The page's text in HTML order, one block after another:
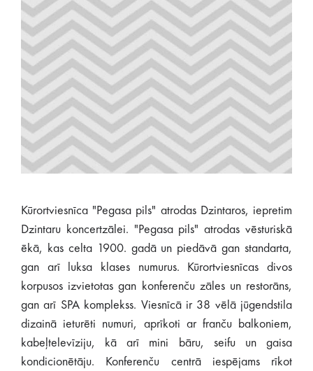
Kūrortviesnīca "Pegasa pils" atrodas Dzintaros, iepretim
Dzintaru koncertzālei. "Pegasa pils" atrodas vēsturiskā
ēkā, kas celta 1900. gadā un piedāvā gan standarta,
gan arī luksa klases numurus. Kūrortviesnīcas divos
korpusos izvietotas gan konferenču zāles un restorāns,
gan arī SPA komplekss. Viesnīcā ir 38 vēlā jūgendstila
dizainā ieturēti numuri, aprīkoti ar franču balkoniem,
kabeļtelevīziju, kā arī mini bāru, seifu un gaisa
kondicionētāju. Konferenču centrā iespējams rīkot